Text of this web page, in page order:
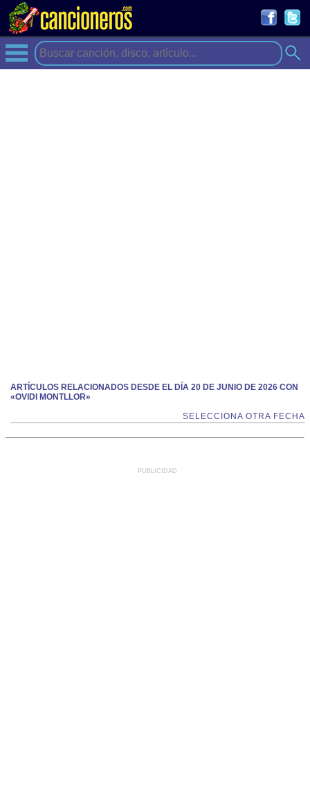
ARTÍCULOS RELACIONADOS DESDE EL DÍA 20 DE JUNIO DE 2026 CON
«OVIDI MONTLLOR»
SELECCIONA OTRA FECHA
PUBLICIDAD